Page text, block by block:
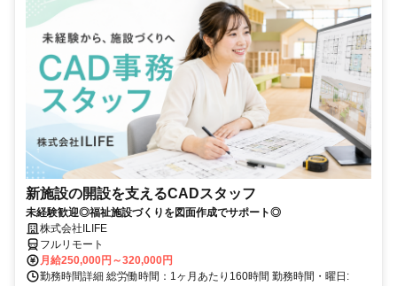
新施設の開設を支えるCADスタッフ
未経験歓迎◎福祉施設づくりを図面作成でサポート◎
株式会社ILIFE
フルリモート
月給250,000円～320,000円
勤務時間詳細 総労働時間：1ヶ月あたり160時間 勤務時間・曜日: